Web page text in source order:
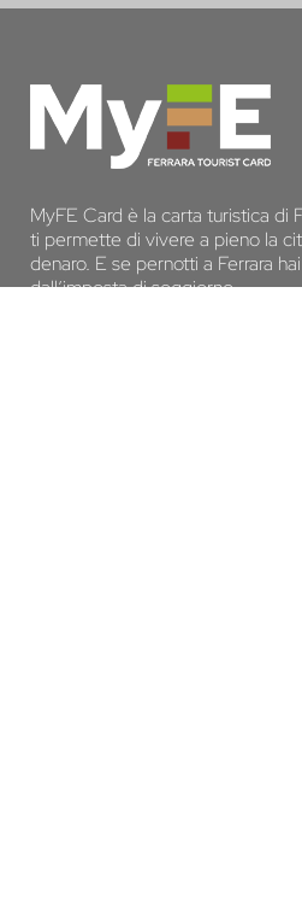
MyFE Card è la carta turistica di
ti permette di vivere a pieno la
denaro. E se pernotti a Ferrara
dall’imposta di soggiorno